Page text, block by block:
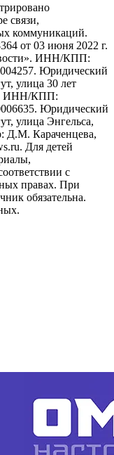
связи,
коммуникаций.
от 03 июня 2022 г.
ИНН/КПП:
Юридический
улица 30 лет
ИНН/КПП:
Юридический
улица Энгельса,
Д.М. Караченцева,
Для детей
с
правах. При
обязательна.